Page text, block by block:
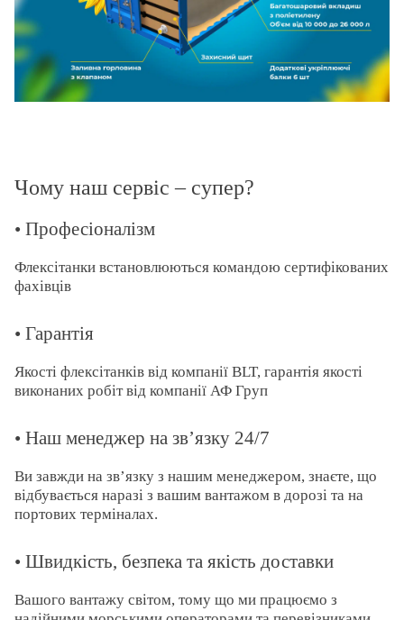
Чому наш сервіс – супер?
• Професіоналізм
Флексітанки встановлюються командою сертифікованих
фахівців
• Гарантія
Якості флексітанків від компанії BLT, гарантія якості
виконаних робіт від компанії АФ Груп
• Наш менеджер на зв’язку 24/7
Ви завжди на зв’язку з нашим менеджером, знаєте, що
відбувається наразі з вашим вантажом в дорозі та на
портових терміналах.
• Швидкість, безпека та якість доставки
Вашого вантажу світом, тому що ми працюємо з